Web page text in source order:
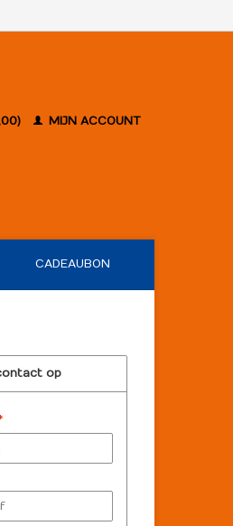
MIJN ACCOUNT
CADEAUBON
op